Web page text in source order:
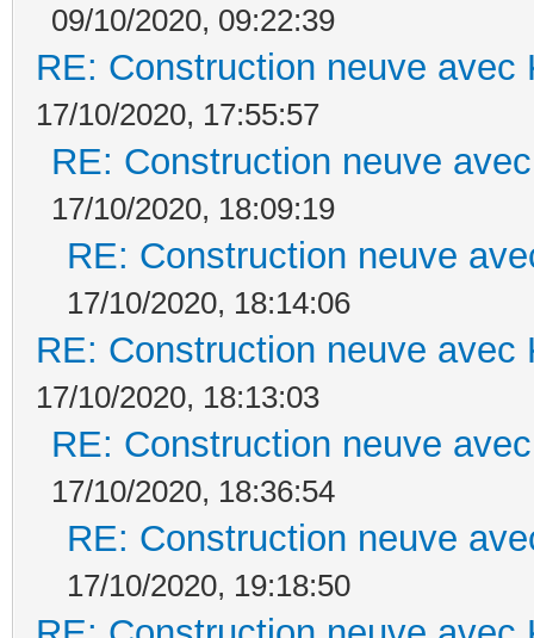
09/10/2020, 09:22:39
RE: Construction neuve avec
17/10/2020, 17:55:57
RE: Construction neuve
17/10/2020, 18:09:19
RE: Construction neuve
17/10/2020, 18:14:06
RE: Construction neuve avec
17/10/2020, 18:13:03
RE: Construction neuve
17/10/2020, 18:36:54
RE: Construction neuve
17/10/2020, 19:18:50